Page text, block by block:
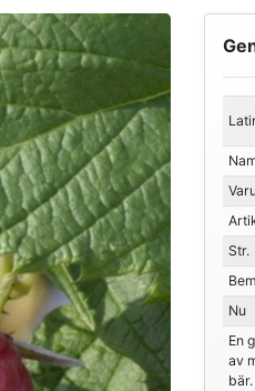
Str.
Nu
En
av